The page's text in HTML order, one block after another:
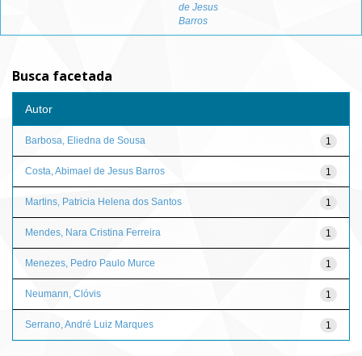
de Jesus
Barros
Busca facetada
Autor
1
Barbosa, Eliedna de Sousa
1
Costa, Abimael de Jesus Barros
1
Martins, Patricia Helena dos Santos
1
Mendes, Nara Cristina Ferreira
1
Menezes, Pedro Paulo Murce
1
Neumann, Clóvis
1
Serrano, André Luiz Marques